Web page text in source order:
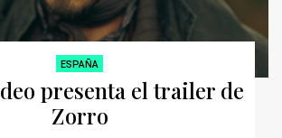
ESPAÑA
presenta el trailer de
Zorro